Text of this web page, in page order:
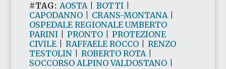
#TAG: AOSTA| BOTTI|
CAPODANNO| CRANS-MONTANA|
OSPEDALE REGIONALE UMBERTO
PARINI| PRONTO| PROTEZIONE
CIVILE| RAFFAELE ROCCO| RENZO
TESTOLIN| ROBERTO ROTA|
SOCCORSO ALPINO VALDOSTANO|